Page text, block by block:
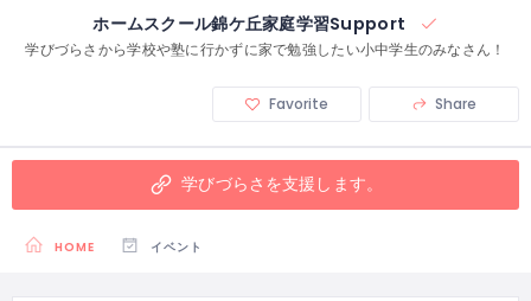
ホームスクール錦ケ丘家庭学習Support
学びづらさから学校や塾に行かずに家で勉強したい小中学生のみなさん！
Favorite Share
学びづらさを支援します。
HOME イベント